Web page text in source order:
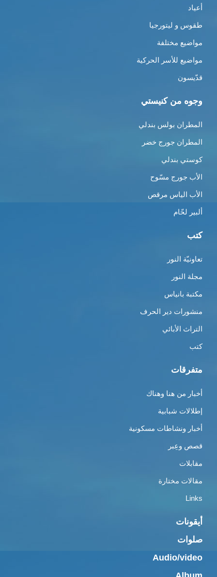
أعياد
طقوس و ليتورجيا
مواضيع مختلفة
مواضيع للأسر الحركية
قدّيسون
وجوه من كنيستي
المطران بولس بندلي
المطران جورج خضر
كوستي بندلي
الأب جورج مسّوح
الأب الياس مرقص
ألبير لحّام
كتب
تعاونيّة النور
مجلة النور
مكتبة بانياس
منشورات دير الحرف
التراث الأبائي
كتب
متفرقات
أخبار من هنا وهناك
إطلالات شبابية
أخبار ونشاطات مسكونية
قصص وعِبر
مقابلات
مقالات مختارة
Links
أيقونات
صلوات
Audio/video